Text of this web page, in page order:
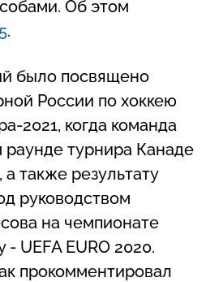
Об этом
.
было посвящено
России по хоккею
2021, когда команда
раунде турнира Канаде
также результату
руководством
на чемпионате
UEFA EURO 2020.
прокомментировал